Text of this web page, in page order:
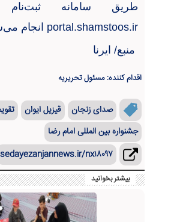
طریق سامانه
portal.shamstoos.ir انجام
منبع/ ایرنا
اقدام کننده: مسئول تحریریه
صدای زنجان قیزیل ایوان
جشنواره بین المللی امام رضا
sedayezanjannews.ir/nx۱۸۰۹۷
بیشتر بخوانید